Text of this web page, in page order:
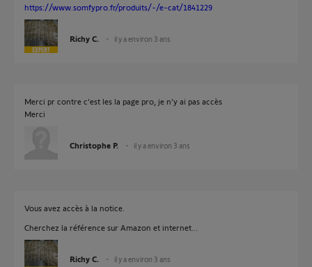
https://www.somfypro.fr/produits/-/e-cat/1841229
Richy C. il y a environ 3 ans
Merci pr contre c’est les la page pro, je n’y ai pas accès
Merci
Christophe P. il y a environ 3 ans
Vous avez accès à la notice.
Cherchez la référence sur Amazon et internet...
Richy C. il y a environ 3 ans